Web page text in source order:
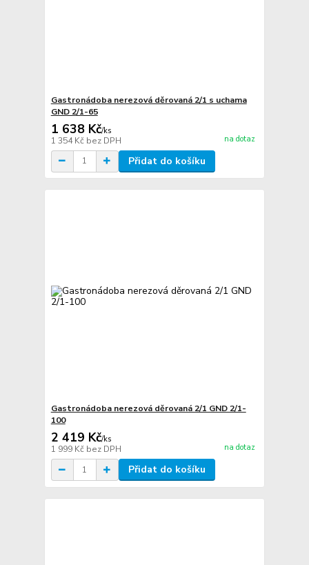
Gastronádoba nerezová děrovaná 2/1 s uchama
GND 2/1-65
1 638 Kč/ks
1 354 Kč bez DPH na dotaz
Přidat do košíku
Gastronádoba nerezová děrovaná 2/1 GND 2/1-
100
2 419 Kč/ks
1 999 Kč bez DPH na dotaz
Přidat do košíku